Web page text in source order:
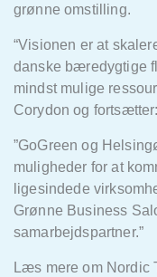
grønne omstilling.
“Visionen er at
danske bæredygtige
mindst mulige
Corydon og fortsætter:
”GoGreen og
muligheder for at
ligesindede
Grønne Business
samarbejdspartner.”
Læs mere om Nordic